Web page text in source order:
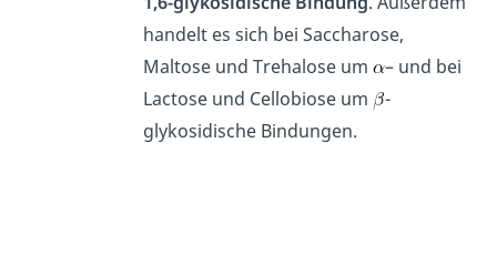
handelt es sich bei Saccharose,
Maltose und Trehalose um
– und bei
Lactose und Cellobiose um
-
glykosidische Bindungen.